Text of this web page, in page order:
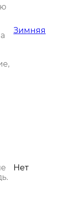
Зимняя
Нет